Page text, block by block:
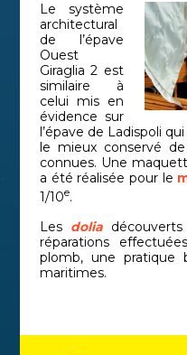
Le système
architectural
de l’épave
Ouest
Giraglia 2 est
similaire à
celui mis en
évidence sur
l’épave de Ladispoli
le mieux conservé
connues. Une
a été réalisée pour le
1/10e.
Les dolia
réparations
plomb, une pratique
maritimes.